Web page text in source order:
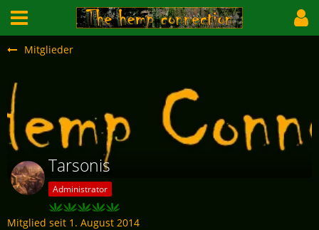
Mitglieder
Tarsonis
Administrator
Mitglied seit 1. August 2014